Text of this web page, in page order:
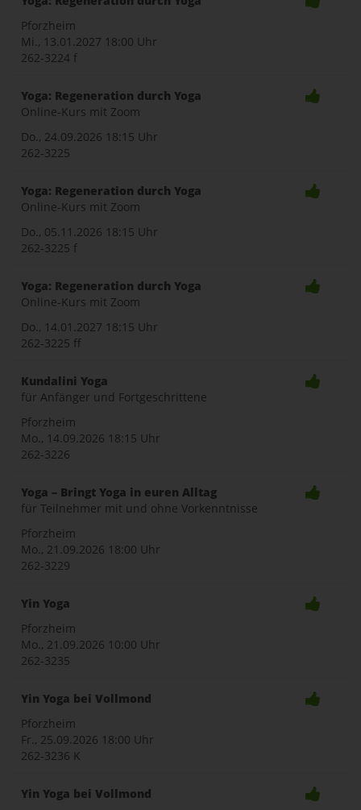
Pforzheim
Mi., 13.01.2027 18:00 Uhr
262-3224 f
Yoga: Regeneration durch Yoga
Online-Kurs mit Zoom
Do., 24.09.2026 18:15 Uhr
262-3225
Yoga: Regeneration durch Yoga
Online-Kurs mit Zoom
Do., 05.11.2026 18:15 Uhr
262-3225 f
Yoga: Regeneration durch Yoga
Online-Kurs mit Zoom
Do., 14.01.2027 18:15 Uhr
262-3225 ff
Kundalini Yoga
für Anfänger und Fortgeschrittene
Pforzheim
Mo., 14.09.2026 18:15 Uhr
262-3226
Yoga – Bringt Yoga in euren Alltag
für Teilnehmer mit und ohne Vorkenntnisse
Pforzheim
Mo., 21.09.2026 18:00 Uhr
262-3229
Yin Yoga
Pforzheim
Mo., 21.09.2026 10:00 Uhr
262-3235
Yin Yoga bei Vollmond
Pforzheim
Fr., 25.09.2026 18:00 Uhr
262-3236 K
Yin Yoga bei Vollmond